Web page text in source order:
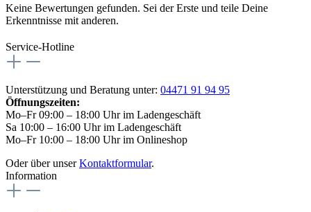
Keine Bewertungen gefunden. Sei der Erste und teile Deine
Erkenntnisse mit anderen.
Service-Hotline
Unterstützung und Beratung unter: 04471 91 94 95
Öffnungszeiten:
Mo–Fr 09:00 – 18:00 Uhr im Ladengeschäft
Sa 10:00 – 16:00 Uhr im Ladengeschäft
Mo–Fr 10:00 – 18:00 Uhr im Onlineshop
Oder über unserKontaktformular.
Information